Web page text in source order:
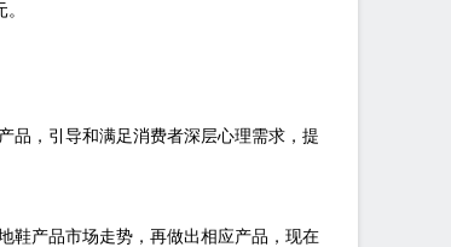
，引导和满足消费者深层心理需求，提
产品市场走势，再做出相应产品，现在